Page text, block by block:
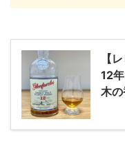
【
12
木の